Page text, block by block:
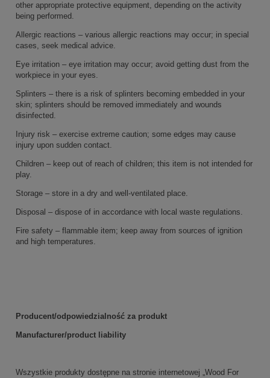
other appropriate protective equipment, depending on the activity
being performed.
Allergic reactions – various allergic reactions may occur; in special
cases, seek medical advice.
Eye irritation – eye irritation may occur; avoid getting dust from the
workpiece in your eyes.
Splinters – there is a risk of splinters becoming embedded in your
skin; splinters should be removed immediately and wounds
disinfected.
Injury risk – exercise extreme caution; some edges may cause
injury upon sudden contact.
Children – keep out of reach of children; this item is not intended for
play.
Storage – store in a dry and well-ventilated place.
Disposal – dispose of in accordance with local waste regulations.
Fire safety – flammable item; keep away from sources of ignition
and high temperatures.
Producent/odpowiedzialność za produkt
Manufacturer/product liability
Wszystkie produkty dostępne na stronie internetowej „Wood For